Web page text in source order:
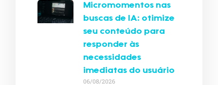
Micromomentos nas
buscas de IA: otimize
seu conteúdo para
responder às
necessidades
imediatas do usuário
06/08/2026